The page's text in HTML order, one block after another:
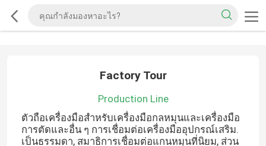
Factory Tour
Production Line
ตัวถือเครื่องมือสําหรับเครื่องมือกลหมุนและเครื่องมือ
การตัดและอื่น ๆ การเชื่อมต่อเครื่องมืออุปกรณ์เสริม.
เป็นธรรมดา, สมาธิการเชื่อมต่อแกนหมุนที่นิยม, ส่วน